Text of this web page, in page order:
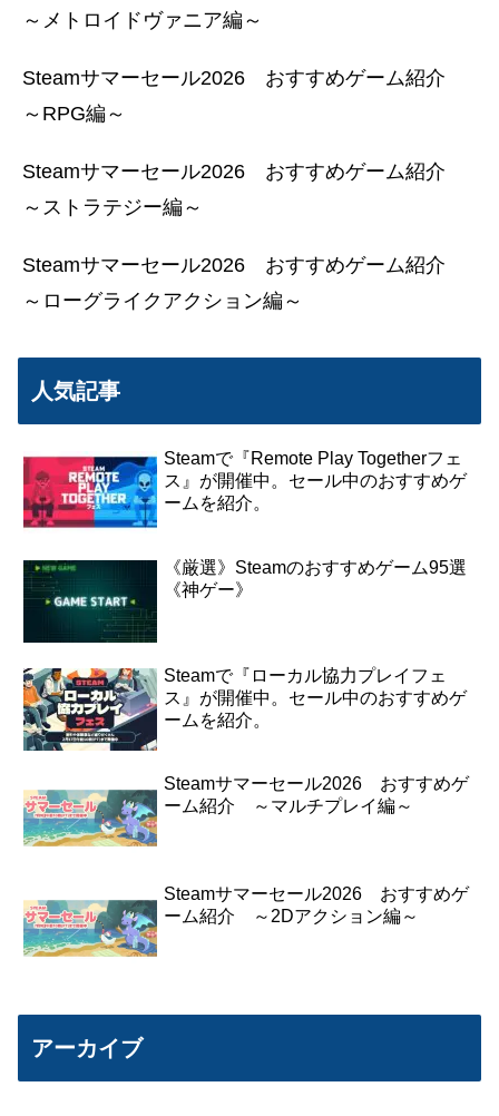
～メトロイドヴァニア編～
Steamサマーセール2026 おすすめゲーム紹介
～RPG編～
Steamサマーセール2026 おすすめゲーム紹介
～ストラテジー編～
Steamサマーセール2026 おすすめゲーム紹介
～ローグライクアクション編～
人気記事
Steamで『Remote Play Togetherフェ
ス』が開催中。セール中のおすすめゲ
ームを紹介。
《厳選》Steamのおすすめゲーム95選
《神ゲー》
Steamで『ローカル協力プレイフェ
ス』が開催中。セール中のおすすめゲ
ームを紹介。
Steamサマーセール2026 おすすめゲ
ーム紹介 ～マルチプレイ編～
Steamサマーセール2026 おすすめゲ
ーム紹介 ～2Dアクション編～
アーカイブ